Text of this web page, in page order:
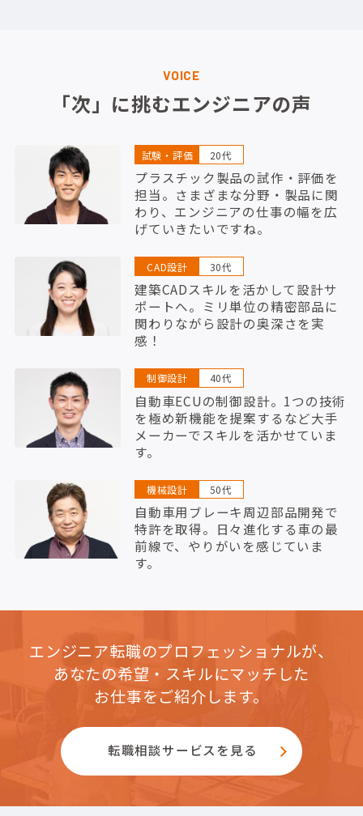
VOICE
「次」に挑むエンジニアの声
試験・評価 20代
プラスチック製品の試作・評価を
担当。さまざまな分野・製品に関
わり、エンジニアの仕事の幅を広
げていきたいですね。
CAD設計 30代
建築CADスキルを活かして設計サ
ポートへ。ミリ単位の精密部品に
関わりながら設計の奥深さを実
感！
制御設計 40代
自動車ECUの制御設計。1つの技術
を極め新機能を提案するなど大手
メーカーでスキルを活かせていま
す。
機械設計 50代
自動車用ブレーキ周辺部品開発で
特許を取得。日々進化する車の最
前線で、やりがいを感じていま
す。
エンジニア転職のプロフェッショナルが、
あなたの希望・スキルにマッチした
お仕事をご紹介します。
転職相談サービスを見る